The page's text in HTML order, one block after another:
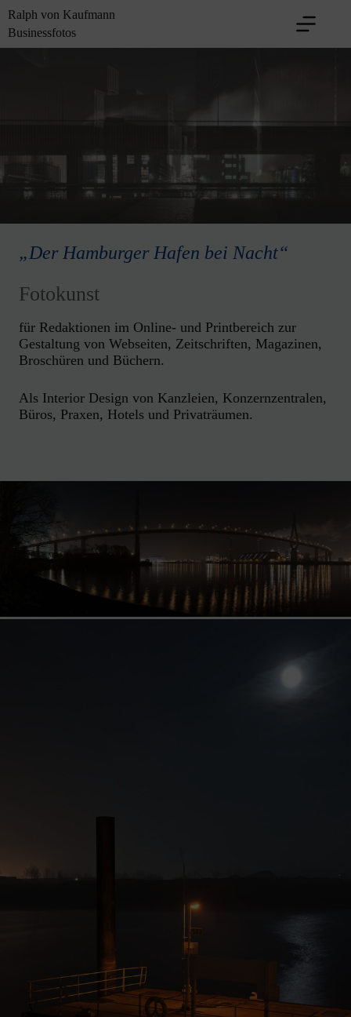
Inhalt
springen
Ralph von Kaufmann
Businessfotos
„Der Hamburger Hafen bei Nacht“
Fotokunst
für Redaktionen im Online- und Printbereich zur
Gestaltung von Webseiten, Zeitschriften, Magazinen,
Broschüren und Büchern.
Als Interior Design von Kanzleien, Konzernzentralen,
Büros, Praxen, Hotels und Privaträumen.